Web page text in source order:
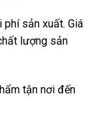
phí sản xuất. Giá
lượng sản
tận nơi đến